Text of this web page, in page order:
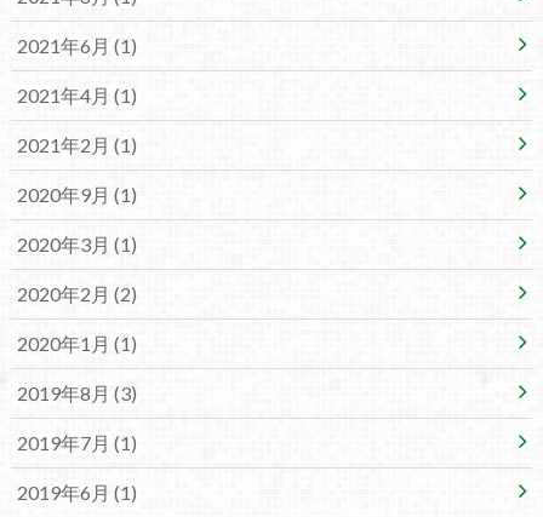
2021年6月 (1)
2021年4月 (1)
2021年2月 (1)
2020年9月 (1)
2020年3月 (1)
2020年2月 (2)
2020年1月 (1)
2019年8月 (3)
2019年7月 (1)
2019年6月 (1)